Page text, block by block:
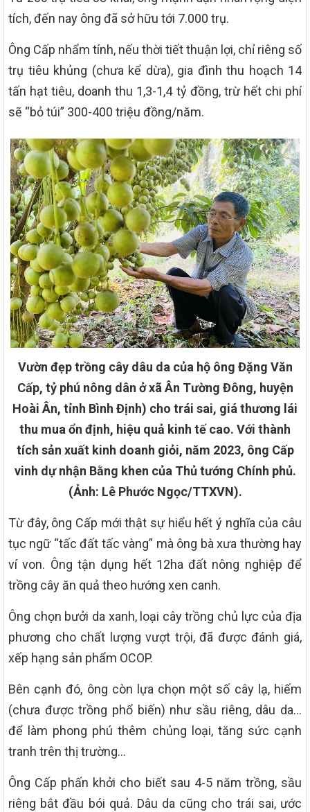
tích, đến nay ông đã sở hữu tới 7.000 trụ.
Ông Cấp nhẩm tính, nếu thời tiết thuận lợi, chỉ riêng số
trụ tiêu khủng (chưa kể dừa), gia đình thu hoạch 14
tấn hạt tiêu, doanh thu 1,3-1,4 tỷ đồng, trừ hết chi phí
sẽ “bỏ túi” 300-400 triệu đồng/năm.
Vườn đẹp trồng cây dâu da của hộ ông Đặng Văn
Cấp, tỷ phú nông dân ở xã Ân Tường Đông, huyện
Hoài Ân, tỉnh Bình Định) cho trái sai, giá thương lái
thu mua ổn định, hiệu quả kinh tế cao. Với thành
tích sản xuất kinh doanh giỏi, năm 2023, ông Cấp
vinh dự nhận Bằng khen của Thủ tướng Chính phủ.
(Ảnh: Lê Phước Ngọc/TTXVN).
Từ đây, ông Cấp mới thật sự hiểu hết ý nghĩa của câu
tục ngữ “tấc đất tấc vàng” mà ông bà xưa thường hay
ví von. Ông tận dụng hết 12ha đất nông nghiệp để
trồng cây ăn quả theo hướng xen canh.
Ông chọn bưởi da xanh, loại cây trồng chủ lực của địa
phương cho chất lượng vượt trội, đã được đánh giá,
xếp hạng sản phẩm OCOP.
Bên cạnh đó, ông còn lựa chọn một số cây lạ, hiếm
(chưa được trồng phổ biến) như sầu riêng, dâu da…
để làm phong phú thêm chủng loại, tăng sức cạnh
tranh trên thị trường…
Ông Cấp phấn khởi cho biết sau 4-5 năm trồng, sầu
riêng bắt đầu bói quả. Dâu da cũng cho trái sai, ước